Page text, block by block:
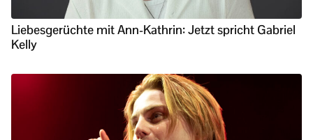
Liebesgerüchte mit Ann-Kathrin: Jetzt spricht Gabriel
Kelly